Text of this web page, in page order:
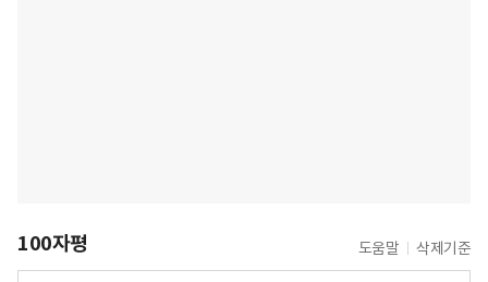
100자평 도움말 삭제기준